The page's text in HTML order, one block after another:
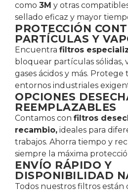
como 3M y otras
sellado eficaz y mayor
PROTECCIÓN
PARTÍCULAS Y
Encuentra filtros
bloquear partículas sólidas,
gases ácidos y más.
entornos industriales
OPCIONES
REEMPLAZABLES
Contamos con filtros
recambio, ideales para
trabajos. Ahorra tiempo y
siempre la máxima
ENVÍO RÁPIDO Y
DISPONIBILIDAD
Todos nuestros filtros están